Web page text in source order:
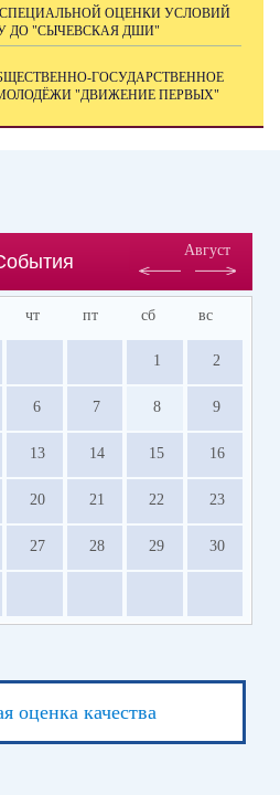
ОЦЕНКИ УСЛОВИЙ
ДО "СЫЧЕВСКАЯ ДШИ"
ГОСУДАРСТВЕННОЕ
"ДВИЖЕНИЕ ПЕРВЫХ"
Август
чт пт сб вс
1 2
6 7 8 9
13 14 15 16
20 21 22 23
27 28 29 30
оценка качества